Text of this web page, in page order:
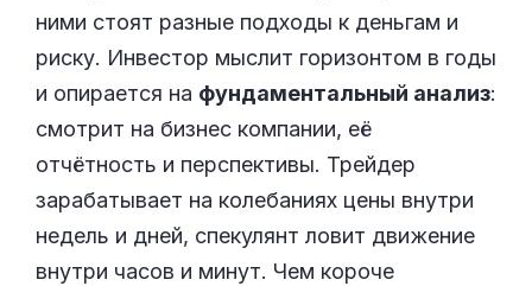
ними стоят разные подходы к деньгам и
риску. Инвестор мыслит горизонтом в годы
и опирается на фундаментальный анализ:
смотрит на бизнес компании, её
отчётность и перспективы. Трейдер
зарабатывает на колебаниях цены внутри
недель и дней, спекулянт ловит движение
внутри часов и минут. Чем короче